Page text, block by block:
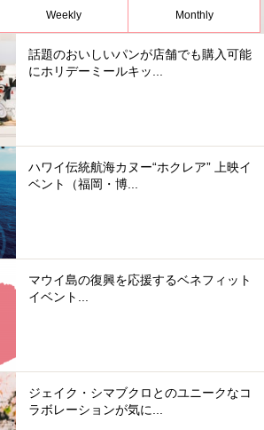
Weekly Monthly
話題のおいしいパンが店舗でも購入可能
にホリデーミールキッ...
ハワイ伝統航海カヌー“ホクレア” 上映イ
ベント（福岡・博...
マウイ島の復興を応援するベネフィット
イベント...
ジェイク・シマブクロとのユニークなコ
ラボレーションが気に...